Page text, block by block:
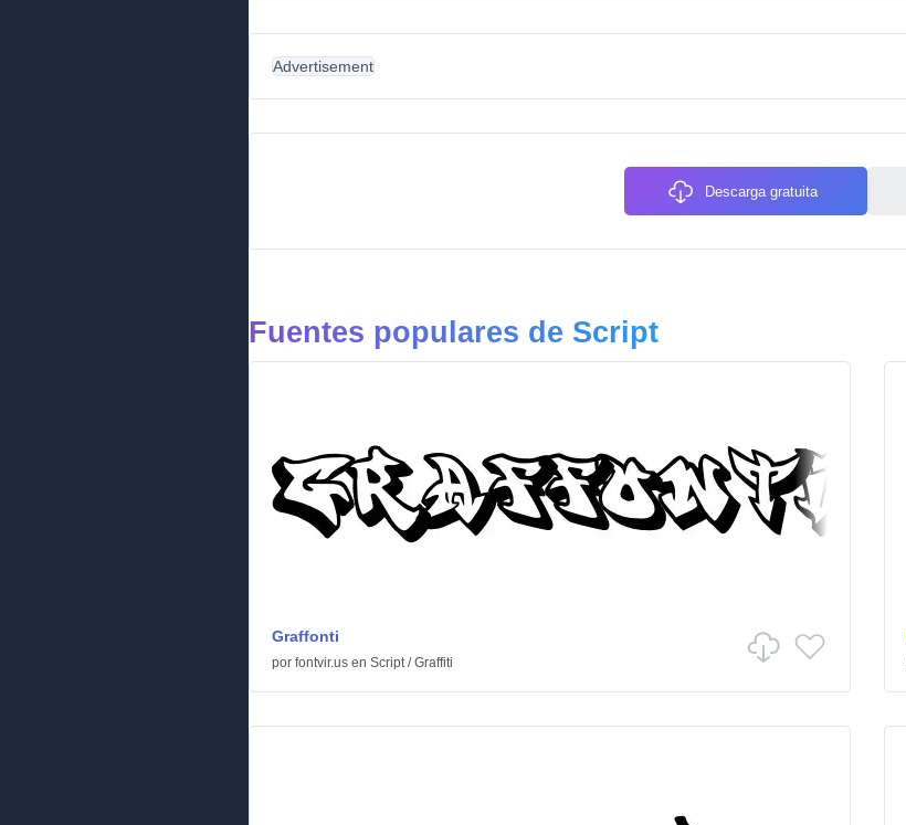
Advertisement
Descarga gratuita
Fuentes populares de Script
Graffonti
por fontvir.us en Script/Graffiti